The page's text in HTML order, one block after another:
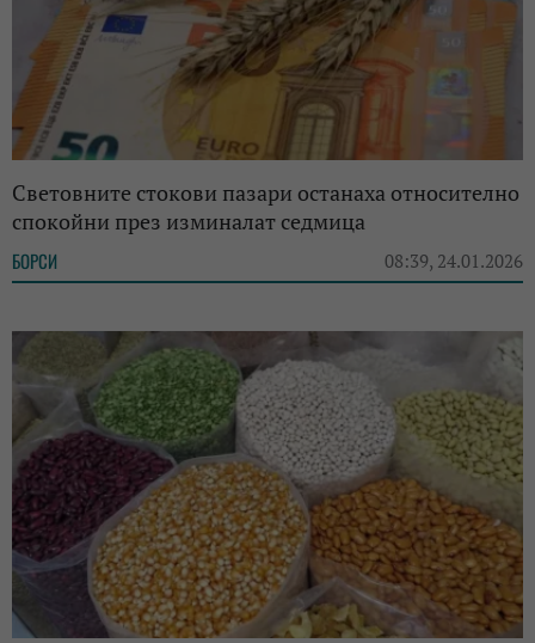
Световните стокови пазари останаха относително
спокойни през изминалат седмица
БОРСИ 08:39, 24.01.2026